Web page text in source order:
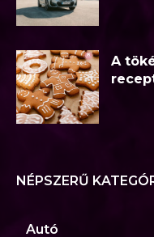
A
NÉPSZERŰ
Autó